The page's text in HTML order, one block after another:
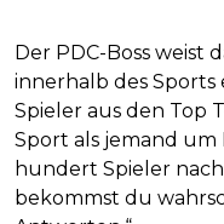
Der PDC-Boss weist
innerhalb des Sports
Spieler aus den Top
Sport als jemand um
hundert Spieler
bekommst du